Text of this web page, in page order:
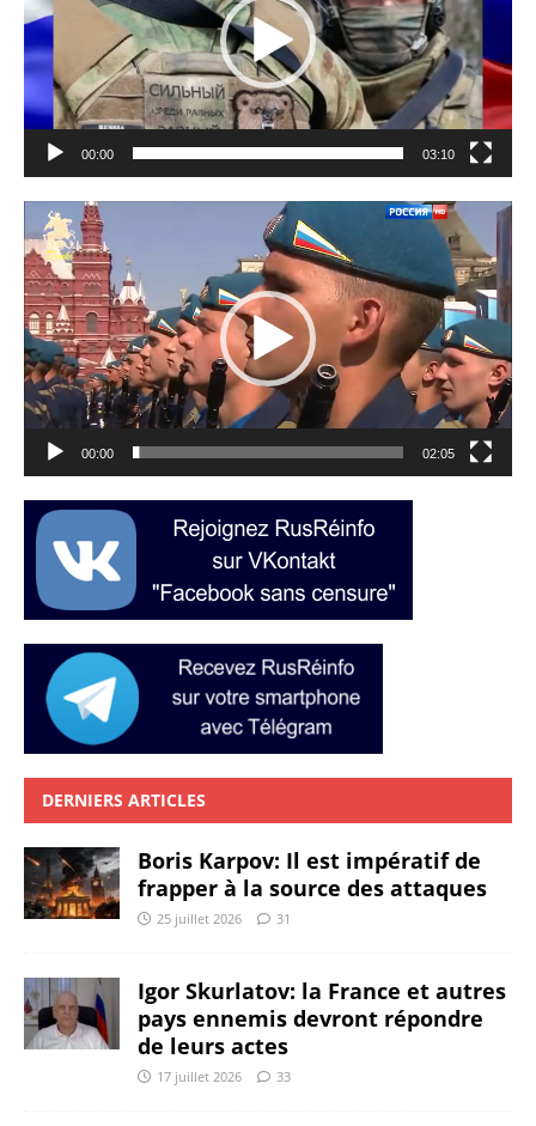
00:00 03:10
Lecteur
vidéo
00:00 02:05
DERNIERS ARTICLES
Boris Karpov: Il est impératif de
frapper à la source des attaques
25 juillet 2026 31
Igor Skurlatov: la France et autres
pays ennemis devront répondre
de leurs actes
17 juillet 2026 33